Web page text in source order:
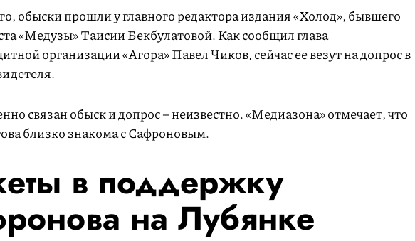
обыски прошли у главного редактора издания «Холод», бывшего
«Медузы» Таисии Бекбулатовой. Каксообщилглава
организации «Агора» Павел Чиков, сейчас ее везут на допрос в
связан обыск и допрос – неизвестно. «Медиазона» отмечает, что
близко знакома с Сафроновым.
в поддержку
на Лубянке